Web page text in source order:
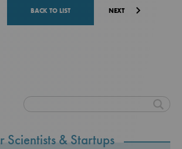
BACK TO LIST NEXT
Scientists & Startups